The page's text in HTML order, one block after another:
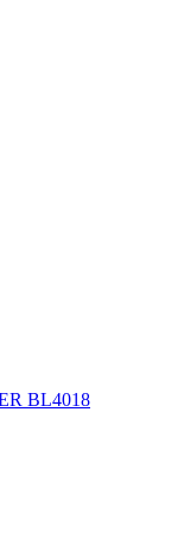
BL4018